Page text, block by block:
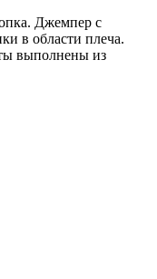
Джемпер с
в области плеча.
выполнены из